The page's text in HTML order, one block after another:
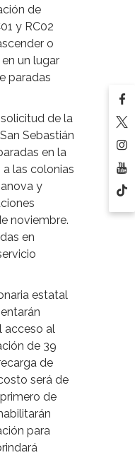
de
y RC02
o
un lugar
paradas
de la
Sebastián
en la
a las colonias
y
noviembre.
en
estatal
acceso al
de 39
de
será de
de
para